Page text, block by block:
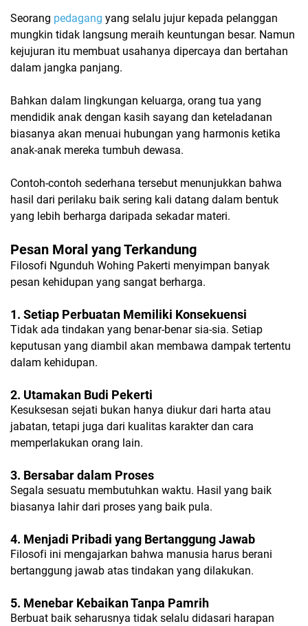
Seorang pedagang yang selalu jujur kepada pelanggan
mungkin tidak langsung meraih keuntungan besar. Namun
kejujuran itu membuat usahanya dipercaya dan bertahan
dalam jangka panjang.
Bahkan dalam lingkungan keluarga, orang tua yang
mendidik anak dengan kasih sayang dan keteladanan
biasanya akan menuai hubungan yang harmonis ketika
anak-anak mereka tumbuh dewasa.
Contoh-contoh sederhana tersebut menunjukkan bahwa
hasil dari perilaku baik sering kali datang dalam bentuk
yang lebih berharga daripada sekadar materi.
Pesan Moral yang Terkandung
Filosofi Ngunduh Wohing Pakerti menyimpan banyak
pesan kehidupan yang sangat berharga.
1. Setiap Perbuatan Memiliki Konsekuensi
Tidak ada tindakan yang benar-benar sia-sia. Setiap
keputusan yang diambil akan membawa dampak tertentu
dalam kehidupan.
2. Utamakan Budi Pekerti
Kesuksesan sejati bukan hanya diukur dari harta atau
jabatan, tetapi juga dari kualitas karakter dan cara
memperlakukan orang lain.
3. Bersabar dalam Proses
Segala sesuatu membutuhkan waktu. Hasil yang baik
biasanya lahir dari proses yang baik pula.
4. Menjadi Pribadi yang Bertanggung Jawab
Filosofi ini mengajarkan bahwa manusia harus berani
bertanggung jawab atas tindakan yang dilakukan.
5. Menebar Kebaikan Tanpa Pamrih
Berbuat baik seharusnya tidak selalu didasari harapan